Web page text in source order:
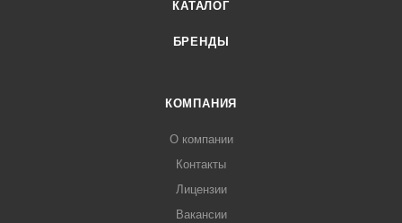
КАТАЛОГ
БРЕНДЫ
КОМПАНИЯ
О компании
Контакты
Лицензии
Вакансии